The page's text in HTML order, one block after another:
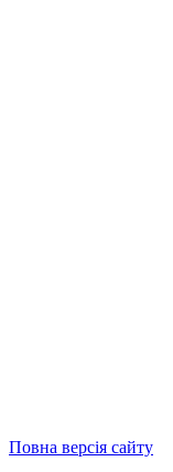
Повна версія сайту